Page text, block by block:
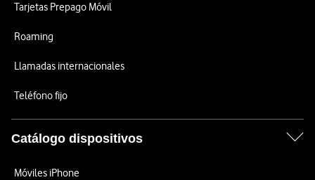
Tarjetas Prepago Móvil
Roaming
Llamadas internacionales
Teléfono fijo
Catálogo dispositivos
Móviles iPhone